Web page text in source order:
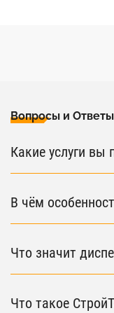
Вопросы и Ответы
Какие услуги вы
В чём
Что значит
Что такое